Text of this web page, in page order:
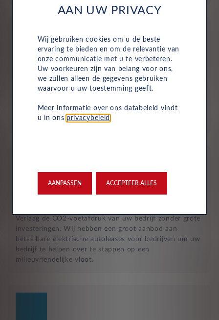
Geen investering of aanbetaling nodig
Bij zakelijke lease is de leasemaatschappij eigenaar van
loopt uw bedrijf geen waarderisico en krijgt u niet te
maken met onverwachte rekeningen.
Verlaag de CO2-voetafdruk van uw bedrijf zonder grote
investeringen. Wij hebben een groot aanbod aan
betaalbare elektrische autoleases voor bedrijven om uw
bedrijf te helpen over te stappen op een
milieuvriendelijke vloot.
AAN UW PRIVACY
Wij gebruiken cookies om u de beste
ervaring te bieden en om de relevantie van
onze communicatie met u te verbeteren.
Uw voorkeuren zijn van belang voor ons,
we zullen alleen de gegevens gebruiken
waarvoor u uw toestemming geeft.
Meer informatie over ons databeleid vindt
u in ons privacybeleid
AANPASSEN ACCEPTEER ALLES